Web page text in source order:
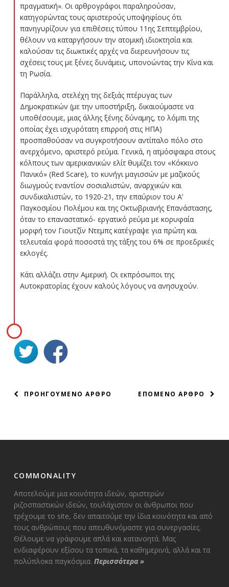
πραγματική». Οι αρθρογράφοι παραληρούσαν,
κατηγορώντας τους αριστερούς υποψηφίους ότι
πανηγυρίζουν για επιθέσεις τύπου 11ης Σεπτεμβρίου,
θέλουν να καταργήσουν την ατομική ιδιοκτησία και
καλούσαν τις διωκτικές αρχές να διερευνήσουν τις
σχέσεις τους με ξένες δυνάμεις, υπονοώντας την Κίνα και
τη Ρωσία.
Παράλληλα, στελέχη της δεξιάς πτέρυγας των
Δημοκρατικών (με την υποστήριξη, δικαιούμαστε να
υποθέσουμε, μιας άλλης ξένης δύναμης, το λόμπι της
οποίας έχει ισχυρότατη επιρροή στις ΗΠΑ)
προσπαθούσαν να συγκροτήσουν αντίπαλο πόλο στο
ανερχόμενο, αριστερό ρεύμα. Γενικά, η ατμόσφαιρα στους
κόλπους των αμερικανικών ελίτ θυμίζει τον «Κόκκινο
Πανικό» (Red Scare), το κυνήγι μαγισσών με μαζικούς
διωγμούς εναντίον σοσιαλιστών, αναρχικών και
συνδικαλιστών, το 1920-21, την επαύριον του Α’
Παγκοσμίου Πολέμου και της Οκτωβριανής Επανάστασης,
όταν το επαναστατικό- εργατικό ρεύμα με κορυφαία
μορφή τον Γιουτζίν Ντεμπς κατέγραψε για πρώτη και
τελευταία φορά ποσοστά της τάξης του 6% σε προεδρικές
εκλογές.
Κάτι αλλάζει στην Αμερική. Οι εκπρόσωποι της
Αυτοκρατορίας έχουν καλούς λόγους να ανησυχούν.
ΠΛΟΗΓΗΣΗ
ΕΠΟΜΕΝΟ ΑΡΘΡΟ
ΠΡΟΗΓΟΥΜΕΝΟ ΑΡΘΡΟ
COMMONALITY
Αποτελούμε μια κοινότητα ιδεών, αριστερών
ριζοσπαστικών ιδεών, τουλάχιστον οι άνθρωποι που
τρέχουμε το site, δεν απαιτούμε την ίδια κοινότητα και από
τους ανθρώπους που απευθυνόμαστε για συνεργασίες.
Θέλουμε να γράφουμε απλά και κατανοητά. Μας
ενδιαφέρουν εξίσου τα τοπικά, τα καθημερινά, αλλά και τα
πολύπλοκα παγκόσμια. Περισσότερα»